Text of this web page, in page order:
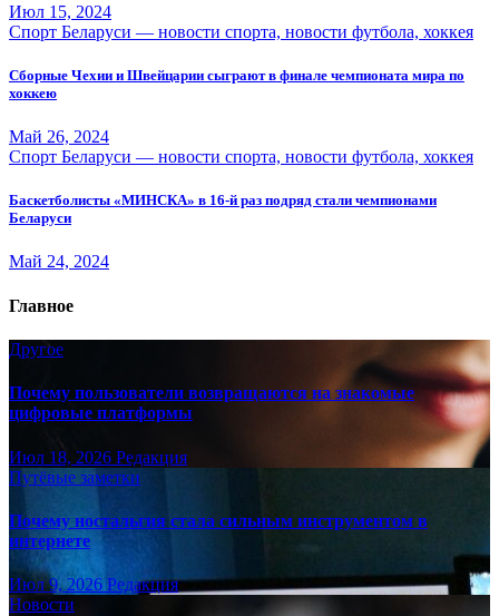
Июл 15, 2024
Спорт Беларуси — новости спорта, новости футбола, хоккея
Сборные Чехии и Швейцарии сыграют в финале чемпионата мира по
хоккею
Май 26, 2024
Спорт Беларуси — новости спорта, новости футбола, хоккея
Баскетболисты «МИНСКА» в 16-й раз подряд стали чемпионами
Беларуси
Май 24, 2024
Главное
Другое
Почему пользователи возвращаются на знакомые
цифровые платформы
Июл 18, 2026 Редакция
Путёвые заметки
Почему ностальгия стала сильным инструментом в
интернете
Июл 9, 2026 Редакция
Новости